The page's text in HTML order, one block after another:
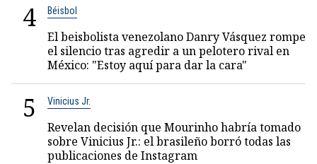
4 Béisbol
El beisbolista venezolano Danry Vásquez rompe
el silencio tras agredir a un pelotero rival en
México: "Estoy aquí para dar la cara"
5 Vinicius Jr.
Revelan decisión que Mourinho habría tomado
sobre Vinicius Jr.: el brasileño borró todas las
publicaciones de Instagram